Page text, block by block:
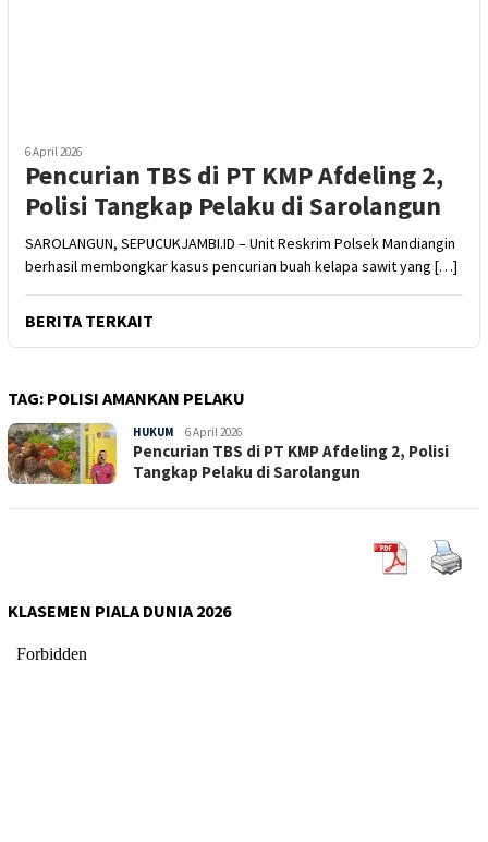
6 April 2026
Pencurian TBS di PT KMP Afdeling 2,
Polisi Tangkap Pelaku di Sarolangun
SAROLANGUN, SEPUCUKJAMBI.ID – Unit Reskrim Polsek Mandiangin
berhasil membongkar kasus pencurian buah kelapa sawit yang […]
BERITA TERKAIT
TAG: POLISI AMANKAN PELAKU
HUKUM Sepucuk
Jambi
6 April 2026
Pencurian TBS di PT KMP Afdeling 2, Polisi
Tangkap Pelaku di Sarolangun
KLASEMEN PIALA DUNIA 2026